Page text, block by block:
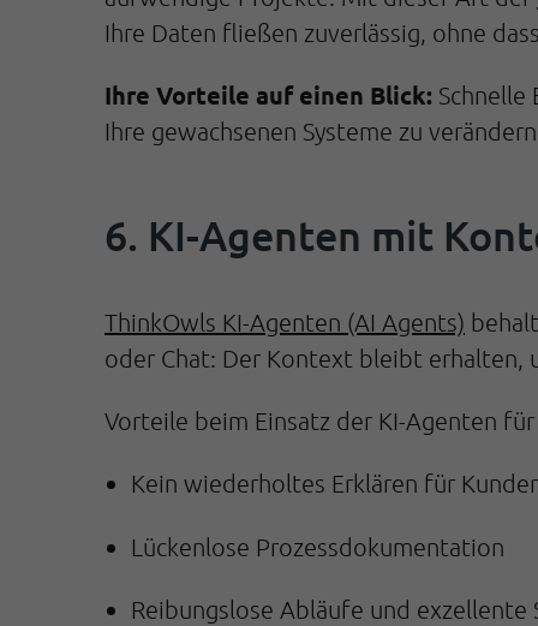
Ihre Daten fließen zuverlässig, ohne
Ihre Vorteile auf einen Blick: Schnelle
Ihre gewachsenen Systeme zu
6. KI-Agenten mit
ThinkOwls KI-Agenten (AI Agents)
oder Chat: Der Kontext bleibt erhalten,
Vorteile beim Einsatz der KI-Agenten
Kein wiederholtes Erklären für
Lückenlose Prozessdokumentation
Reibungslose Abläufe und exzellente